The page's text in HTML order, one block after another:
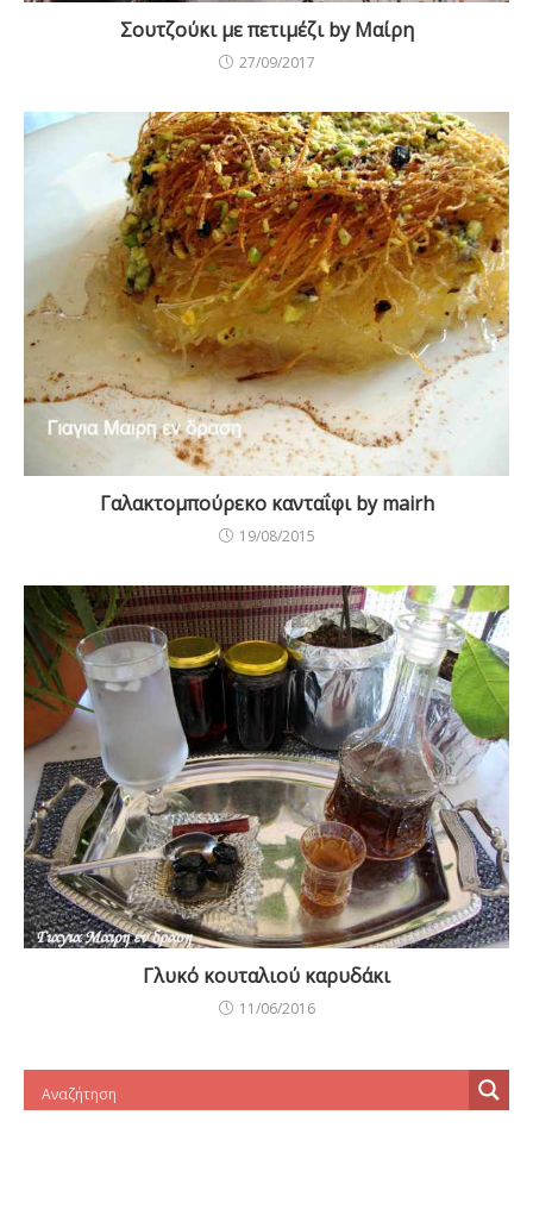
Σουτζούκι με πετιμέζι by Μαίρη
27/09/2017
Γαλακτομπούρεκο κανταΐφι by mairh
19/08/2015
Γλυκό κουταλιού καρυδάκι
11/06/2016